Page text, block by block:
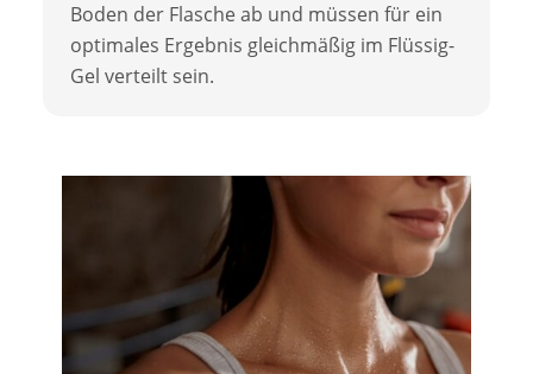
Boden der Flasche ab und müssen für ein
optimales Ergebnis gleichmäßig im Flüssig-
Gel verteilt sein.